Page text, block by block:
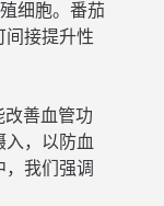
细胞。番茄
间接提升性
改善血管功
入，以防血
，我们强调